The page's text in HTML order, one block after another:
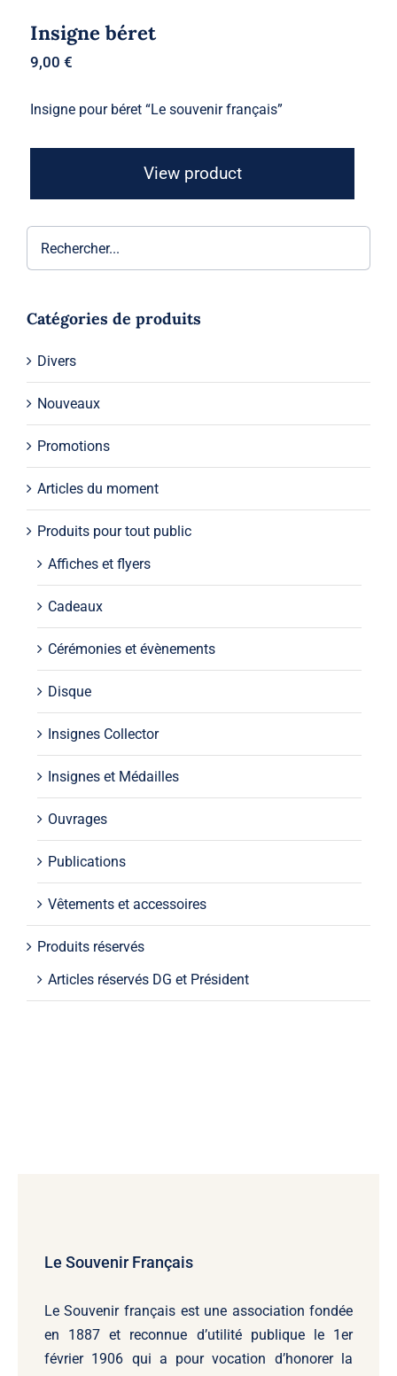
Insigne béret
9,00€
Insigne pour béret “Le souvenir français”
View product
Catégories de produits
Divers
Nouveaux
Promotions
Articles du moment
Produits pour tout public
Affiches et flyers
Cadeaux
Cérémonies et évènements
Disque
Insignes Collector
Insignes et Médailles
Ouvrages
Publications
Vêtements et accessoires
Produits réservés
Articles réservés DG et Président
Le Souvenir Français
Le Souvenir français est une association fondée
en 1887 et reconnue d’utilité publique le 1er
février 1906 qui a pour vocation d’honorer la